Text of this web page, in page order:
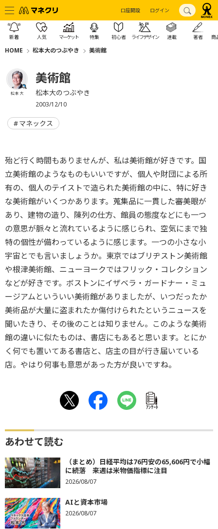
口座開設 ログイン
新着 人気 マーケット 特集 初心者 ライフデザイン 連載 著者 商
HOME 松本大のつぶやき 美術館
松本 大
美術館
松本大のつぶやき
2003/12/10
マネックス
殆ど行く時間もありませんが、私は美術館が好きです。国
立美術館のようなものもいいですが、個人や財団による所
有の、個人のテイストで造られた美術館の中に、特に好き
な美術館がいくつかあります。蒐集品に一貫した審美眼が
あり、建物の造り、陳列の仕方、館員の態度などにも一つ
の意思が脈々と流れているように感じられ、空気にまで独
特の個性が備わっているように感じます。一つの小さな小
宇宙とでも言いましょうか。東京ではブリヂストン美術館
や根津美術館、ニューヨークではフリック・コレクション
などが好きです。ボストンにイザベラ・ガードナー・ミュ
ージアムといういい美術館がありましたが、いつだったか
美術品が大量に盗まれたか傷付けられたというニュースを
聞いたきり、その後のことは知りません。このような美術
館の違いに似たものは、書店にもあると思います。とにか
く何でも置いてある書店と、店主の目が行き届いている
店。やはり何事も意思があった方が良いですね。
ｱﾝｹｰﾄ
あわせて読む
（まとめ）日経平均は76円安の65,606円で小幅
に続落 来週は米物価指標に注目
2026/08/07
AIと資本市場
2026/08/07